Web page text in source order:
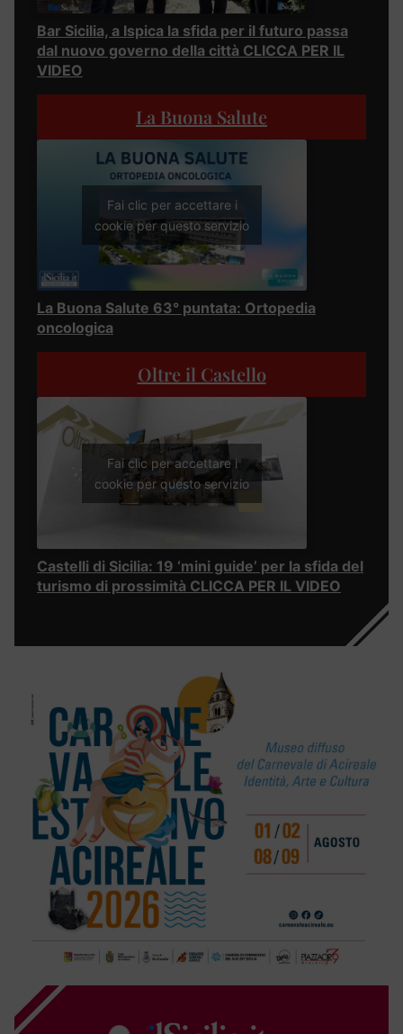
Bar Sicilia, a Ispica la sfida per il futuro passa
dal nuovo governo della città CLICCA PER IL
VIDEO
La Buona Salute
Fai clic per accettare i
cookie per questo servizio
La Buona Salute 63° puntata: Ortopedia
oncologica
Oltre il Castello
Fai clic per accettare i
cookie per questo servizio
Castelli di Sicilia: 19 ‘mini guide’ per la sfida del
turismo di prossimità CLICCA PER IL VIDEO